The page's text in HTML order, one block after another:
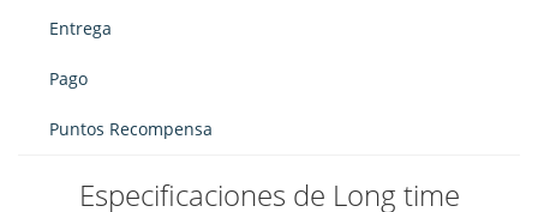
Entrega
Pago
Puntos Recompensa
Especificaciones de Long time